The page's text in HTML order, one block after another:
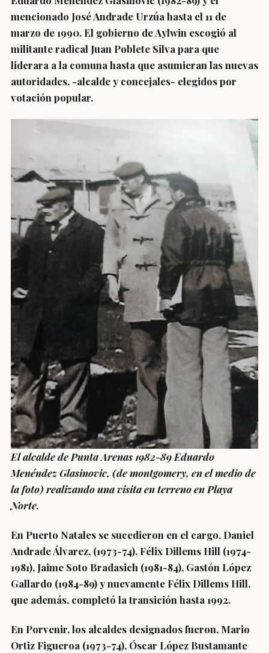
mencionado José Andrade Urzúa hasta el 11 de
marzo de 1990. El gobierno de Aylwin escogió al
militante radical Juan Poblete Silva para que
liderara a la comuna hasta que asumieran las nuevas
autoridades, -alcalde y concejales- elegidos por
votación popular.
El alcalde de Punta Arenas 1982-89 Eduardo
Menéndez Glasinovic, (de montgomery, en el medio de
la foto) realizando una visita en terreno en Playa
Norte.
En Puerto Natales se sucedieron en el cargo, Daniel
Andrade Álvarez, (1973-74), Félix Dillems Hill (1974-
1981), Jaime Soto Bradasich (1981-84), Gastón López
Gallardo (1984-89) y nuevamente Félix Dillems Hill,
que además, completó la transición hasta 1992.
En Porvenir, los alcaldes designados fueron, Mario
Ortiz Figueroa (1973-74), Óscar López Bustamante